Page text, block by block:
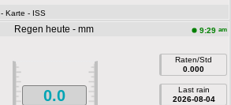
- Karte - ISS
Regen heute - mm 9:29 am
0.0
Raten/Std
0.000
Last rain
2026-08-04